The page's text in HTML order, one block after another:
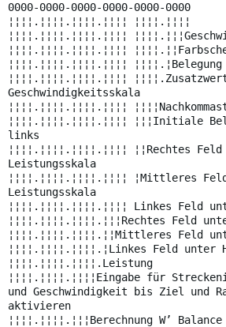
0000-0000-0000-0000-0000-0000
¦¦¦¦.¦¦¦¦.¦¦¦¦.¦¦¦¦ ¦¦¦¦.¦¦¦¦
¦¦¦¦.¦¦¦¦.¦¦¦¦.¦¦¦¦
¦¦¦¦.¦¦¦¦.¦¦¦¦.¦¦¦¦
¦¦¦¦.¦¦¦¦.¦¦¦¦.¦¦¦¦
¦¦¦¦.¦¦¦¦.¦¦¦¦.¦¦¦¦
Geschwindigkeitsskala
¦¦¦¦.¦¦¦¦.¦¦¦¦.¦¦¦¦
¦¦¦¦.¦¦¦¦.¦¦¦¦.¦¦¦¦ ¦¦¦Initiale
links
¦¦¦¦.¦¦¦¦.¦¦¦¦.¦¦¦¦ ¦¦Rechtes
Leistungsskala
¦¦¦¦.¦¦¦¦.¦¦¦¦.¦¦¦¦ ¦Mittleres
Leistungsskala
¦¦¦¦.¦¦¦¦.¦¦¦¦.¦¦¦¦ Linkes Feld
¦¦¦¦.¦¦¦¦.¦¦¦¦.¦¦¦Rechtes Feld
¦¦¦¦.¦¦¦¦.¦¦¦¦.¦¦Mittleres Feld
¦¦¦¦.¦¦¦¦.¦¦¦¦.¦Linkes Feld unter
¦¦¦¦.¦¦¦¦.¦¦¦¦.Leistung
¦¦¦¦.¦¦¦¦.¦¦¦¦Eingabe für
und Geschwindigkeit bis Ziel und
aktivieren
¦¦¦¦.¦¦¦¦.¦¦¦Berechnung W’ Balance